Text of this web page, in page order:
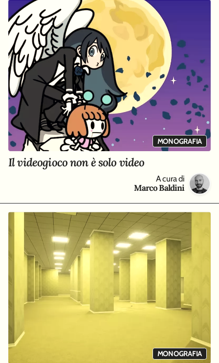
MONOGRAFIA
Il videogioco non è solo video
A cura di
Marco Baldini
MONOGRAFIA